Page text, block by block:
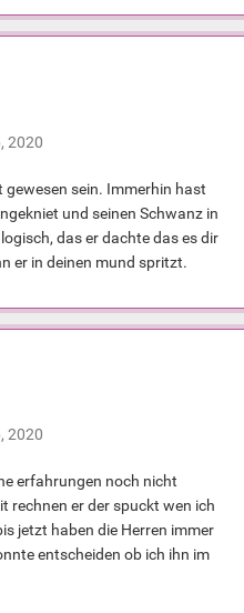
2020
sein. Immerhin hast
und seinen Schwanz in
das er dachte das es dir
er in deinen mund spritzt.
2020
erfahrungen noch nicht
rechnen er der spuckt wen ich
jetzt haben die Herren immer
entscheiden ob ich ihn im